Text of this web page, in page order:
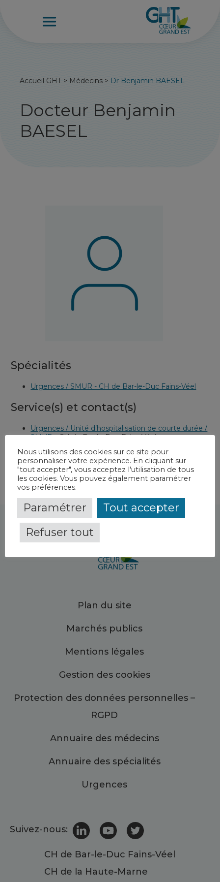
Accueil GHT> Médecins > Dr Benjamin BAESEL
Docteur Benjamin
BAESEL
Spécialités
Urgences / SMUR - CH de Bar-le-Duc Fains-Véel
Service(s) et contact(s)
Urgences / Unité d’hospitalisation de courte durée /
SMUR-CH de Bar-le-Duc Fains-Véel
Plan du site
Marchés publics
Mentions légales
Gestion des cookies
Protection des données personnelles –
RGPD
Annuaire des médecins
Annuaire des spécialités
Urgences
Suivez-nous:
CH de Bar-le-Duc Fains-Véel
CH de la Haute-Marne
Nous utilisons des cookies sur ce site pour
personnaliser votre expérience. En cliquant sur
"tout accepter", vous acceptez l'utilisation de tous
les cookies. Vous pouvez également paramétrer
vos préférences.
Paramétrer
Tout accepter
Refuser tout